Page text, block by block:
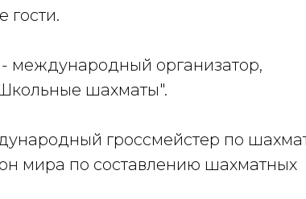
гости.
международный организатор,
шахматы".
гроссмейстер по
мира по составлению шахматных